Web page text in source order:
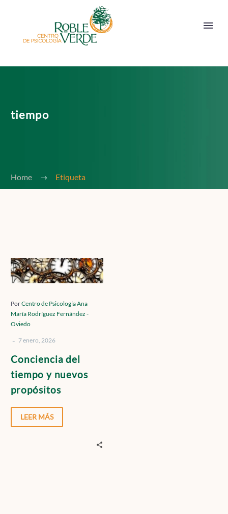
Solicita cita
tiempo
Home Etiqueta
Conciencia
del
y
nuevos
PorCentro de Psicología Ana
María Rodríguez Fernández -
Oviedo
- 7 enero, 2026
Conciencia del
tiempo y nuevos
propósitos
LEER MÁS